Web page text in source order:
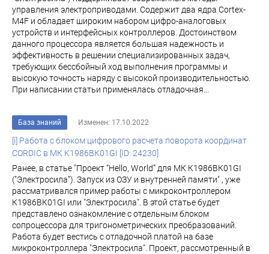
управления электроприводами. Содержит два ядра Cortex-
M4F и обладает широким набором цифро-аналоговых
устройств и интерфейсных контроллеров. Достоинством
данного процессора является большая надежность и
эффективность в решении специализированных задач,
требующих бессбойный ход выполнения программы и
высокую точность наряду с высокой производительностью.
При написании статьи применялась отладочная...
База знаний Изменен: 17.10.2022
[i] Работа с блоком цифрового расчета поворота координат
CORDIC в МК K1986ВК01GI [ID: 24230]
Ранее, в статье "Проект “Hello, World” для МК К1986ВК01GI
("Электросила”). Запуск из ОЗУ и внутренней памяти" , уже
рассматривалcя пример работы с микроконтроллером
К1986ВК01GI или "Электросила". В этой статье будет
представлено ознакомление с отдельным блоком
сопроцессора для тригонометрических преобразований.
Работа будет вестись с отладочной платой на базе
микроконтроллера "Электросила". Проект, рассмотренный в